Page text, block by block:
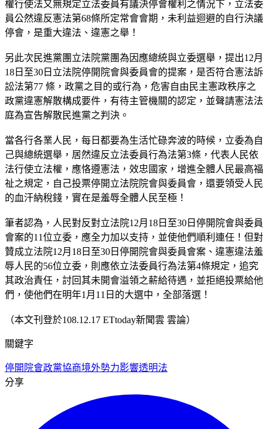
權行使法又無規定立法委員有議決停會權利之情況下，立法委
員公然違反憲法第68條所定常會會期，未利益迴避的自行決議
停會，是重大違法、違憲之舉！
另此次民進黨團立法院黨團為因應總統與立委選舉，提出12月
18日至30日立法院停開院會與委員會的提案，是否符合憲法訴
訟法第77 條，政黨之目的或行為，危害自由民主憲政秩序之
政黨違憲解散構成要件，有待主管機關的認定，並聲請憲法法
庭為宣告解散民進黨之判決。
當各行各業人民，每日都要為生活忙碌奔波的時候，立委為自
己與總統選舉，居然違反立法委員行為法第3條，代表人民依
法行使立法權，應恪遵憲法，效忠國家，增進全體人民最高福
祉之規定，自己投票停開立法院院會與委員會，還要領受人民
的血汗納稅錢，實在是羞辱全體人民至極！
筆者認為，人民對反對立法院12月18日至30日停開院會與委員
會案的11位立委，應全力加以支持，並使他們順利連任！但對
贊成立法院12月18日至30日停開院會與委員會案、違憲違法羞
辱人民的56位立委，則應依立法委員行為法第4條規定，追究
其政治責任，討回其未開會溢領之薪給待遇，並拒絕投票給他
們，使他們在明年1月11日的大選中，全部落選！
（本文刊登於108.12.17 ETtoday新聞雲 雲論）
關鍵字
停開院會政黨協商境外勢力影響透明法
分享